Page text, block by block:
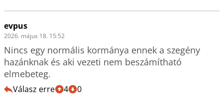
evpus
2026. május 18. 15:52
Nincs egy normális kormánya ennek a szegény
hazánknak és aki vezeti nem beszámítható
elmebeteg.
Válasz erre 4 0